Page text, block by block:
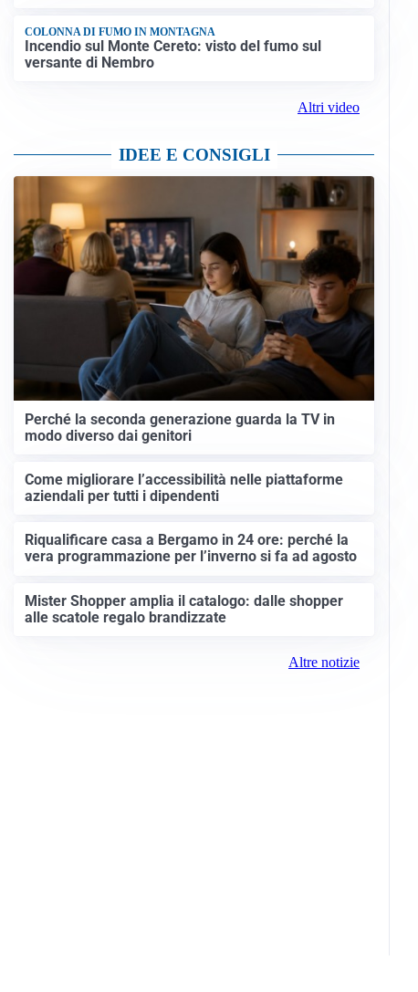
COLONNA DI FUMO IN MONTAGNA
Incendio sul Monte Cereto: visto del fumo sul
versante di Nembro
Altri video
IDEE E CONSIGLI
Perché la seconda generazione guarda la TV in
modo diverso dai genitori
Come migliorare l’accessibilità nelle piattaforme
aziendali per tutti i dipendenti
Riqualificare casa a Bergamo in 24 ore: perché la
vera programmazione per l’inverno si fa ad agosto
Mister Shopper amplia il catalogo: dalle shopper
alle scatole regalo brandizzate
Altre notizie